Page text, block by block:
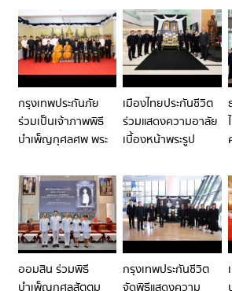
พระเจ้าลูกเธอ เจ้าฟ้า
พัชรกิติยาภา นเรนทิ
ราเทพยวดี กรมหลวง
ราชสาริณีสิริพัชร
โอกาสฉลองพระ
ชนมายุ 99 พรรษา
สมเด็จพระสังฆราช
กรุงเทพประกันภัย
ร่วมเป็นเจ้าภาพพิธี
บำเพ็ญกุศลศพ พระ
อาวาสวัดพระราม 9
กาญจนาภิเษก
เมืองไทยประกันชีวิต
ร่วมแสดงความอาลัย
เบื้องหน้าพระรูป
เจ้าฟ้าพัชรกิติยาภา
นเรนทิราเทพยวดี
กรมหลวงราชสาริณี
สิริพัชร มหาวัชรราช
ออมสิน ร่วมพิธี
กรุงเทพประกันชีวิต